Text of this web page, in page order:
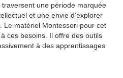
une période marquée
et une envie d’explorer
Le matériel Montessori pour cet
ces besoins. Il offre des outils
à des apprentissages